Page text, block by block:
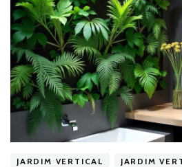
JARDIM VERTICAL JARDIM